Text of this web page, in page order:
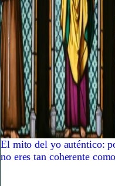
El mito del yo auténtico:
no eres tan coherente